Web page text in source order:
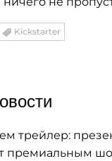
Kickstarter
трейлер:
премиальным